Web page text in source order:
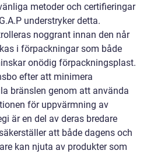
metoder och certifieringar
understryker detta.
noggrant innan den når
i förpackningar som både
onödig förpackningsplast.
efter att minimera
bränslen genom att använda
för uppvärmning av
är en del av deras bredare
att både dagens och
kan njuta av produkter som